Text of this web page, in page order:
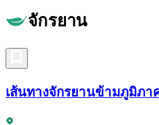
จักรยาน
เส้นทางจักรยานข้ามภูมิภา